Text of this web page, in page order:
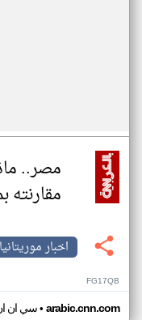
مصر..
اخبار موريتانيا
FG17QB
سي ان• arabic.cnn.com